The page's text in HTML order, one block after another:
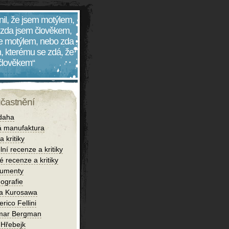
že jsem motýlem,
jsem člověkem,
motýlem, nebo zda
kterému se zdá, že
manufaktura
kritiky
recenze a kritiky
recenze a kritiky
Kurosawa
Fellini
Bergman